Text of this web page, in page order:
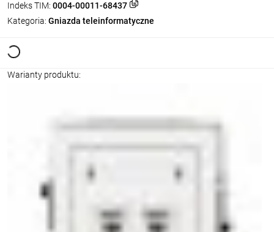
Indeks TIM: 0004-00011-68437
Kategoria: Gniazda teleinformatyczne
Warianty produktu: